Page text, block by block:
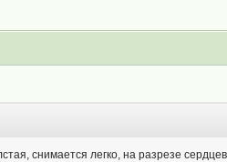
снимается легко, на разрезе